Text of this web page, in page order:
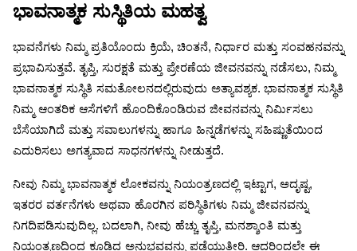
ಭಾವನಾತ್ಮಕ ಸುಸ್ಥಿತಿಯ ಮಹತ್ವ
ಭಾವನೆಗಳು ನಿಮ್ಮ ಪ್ರತಿಯೊಂದು ಕ್ರಿಯೆ, ಚಿಂತನೆ, ನಿರ್ಧಾರ ಮತ್ತು ಸಂವಹನವನ್ನು
ಪ್ರಭಾವಿಸುತ್ತವೆ. ತೃಪ್ತಿ, ಸುರಕ್ಷತೆ ಮತ್ತು ಪ್ರೇರಣೆಯ ಜೀವನವನ್ನು ನಡೆಸಲು, ನಿಮ್ಮ
ಭಾವನಾತ್ಮಕ ಸುಸ್ಥಿತಿ ಸಮತೋಲನದಲ್ಲಿರುವುದು ಅತ್ಯಾವಶ್ಯಕ. ಭಾವನಾತ್ಮಕ ಸುಸ್ಥಿತಿ
ನಿಮ್ಮ ಆಂತರಿಕ ಆಸೆಗಳಿಗೆ ಹೊಂದಿಕೊಂಡಿರುವ ಜೀವನವನ್ನು ನಿರ್ಮಿಸಲು
ಬೆಸೆಯಾಗಿದೆ ಮತ್ತು ಸವಾಲುಗಳನ್ನು ಹಾಗೂ ಹಿನ್ನಡೆಗಳನ್ನು ಸಹಿಷ್ಣುತೆಯಿಂದ
ಎದುರಿಸಲು ಅಗತ್ಯವಾದ ಸಾಧನಗಳನ್ನು ನೀಡುತ್ತದೆ.
ನೀವು ನಿಮ್ಮ ಭಾವನಾತ್ಮಕ ಲೋಕವನ್ನು ನಿಯಂತ್ರಣದಲ್ಲಿ ಇಟ್ಟಾಗ, ಅದೃಷ್ಟ,
ಇತರರ ವರ್ತನೆಗಳು ಅಥವಾ ಹೊರಗಿನ ಪರಿಸ್ಥಿತಿಗಳು ನಿಮ್ಮ ಜೀವನವನ್ನು
ನಿಗದಿಪಡಿಸುವುದಿಲ್ಲ. ಬದಲಾಗಿ, ನೀವು ಹೆಚ್ಚು ತೃಪ್ತಿ, ಮನಶ್ಶಾಂತಿ ಮತ್ತು
ನಿಯಂತ್ರಣದಿಂದ ಕೂಡಿದ ಅನುಭವವನ್ನು ಪಡೆಯುತ್ತೀರಿ. ಆದ್ದರಿಂದಲೇ ಈ